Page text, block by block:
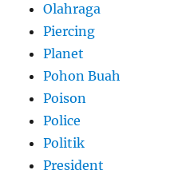
Olahraga
Piercing
Planet
Pohon Buah
Poison
Police
Politik
President